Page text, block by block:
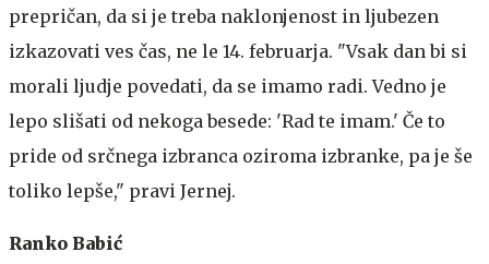
prepričan, da si je treba naklonjenost in ljubezen
izkazovati ves čas, ne le 14. februarja. "Vsak dan bi si
morali ljudje povedati, da se imamo radi. Vedno je
lepo slišati od nekoga besede: 'Rad te imam.' Če to
pride od srčnega izbranca oziroma izbranke, pa je še
toliko lepše," pravi Jernej.
Ranko Babić